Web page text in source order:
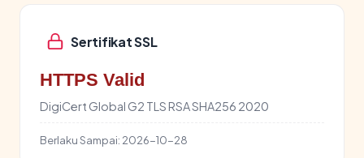
Sertifikat SSL
HTTPS Valid
DigiCert Global G2 TLS RSA SHA256 2020
Berlaku Sampai: 2026-10-28